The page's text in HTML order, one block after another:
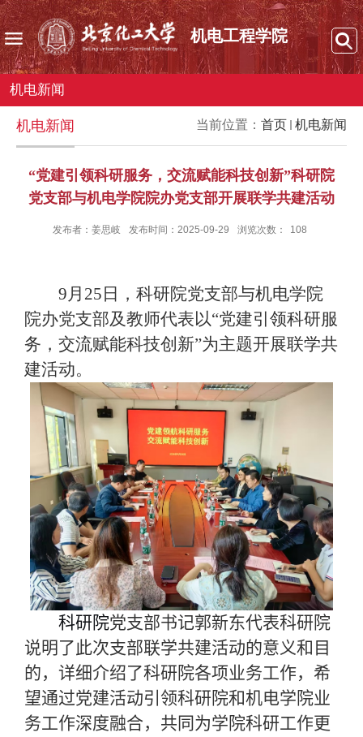
机电工程学院
机电新闻
当前位置： 首页 机电新闻
机电新闻
“党建引领科研服务，交流赋能科技创新”科研院
党支部与机电学院院办党支部开展联学共建活动
发布者：姜思岐 发布时间：2025-09-29 浏览次数： 108
9月 25 日，科研院党支部与机电学院
院办党支部及教师代表以“党建引领科研服
务，交流赋能科技创新”为主题开展联学共
建活动。
科研院党支部书记郭新东代表科研院
说明了此次支部联学共建活动的意义和目
的，详细介绍了科研院各项业务工作，希
望通过党建活动引领科研院和机电学院业
务工作深度融合，共同为学院科研工作更